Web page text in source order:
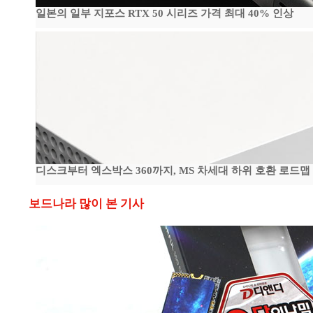
일본의 일부 지포스 RTX 50 시리즈 가격 최대 40% 인상
디스크부터 엑스박스 360까지, MS 차세대 하위 호환 로드맵
보드나라 많이 본 기사